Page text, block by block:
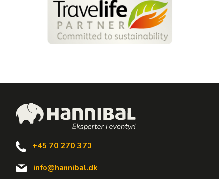
+45 70 270 370
info@hannibal.dk